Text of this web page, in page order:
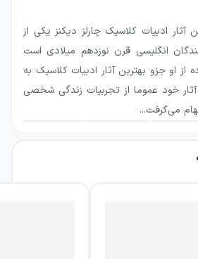
روزگار، از همان ابتدا فضای
را آشکار می‌کند.
داستان‌پردازی پرکشش و خلق
رمانی تاریخی و
که به داستان‌های پرتنش و
آثار ادبیات کلاسیک چارلز دیکنز یکی از
انگلیسی قرن نوزدهم میلادی است
از او جزو بهترین آثار ادبیات کلاسیک به
خود عموما از تجربیات زندگی شخصی
می‌گرفت...